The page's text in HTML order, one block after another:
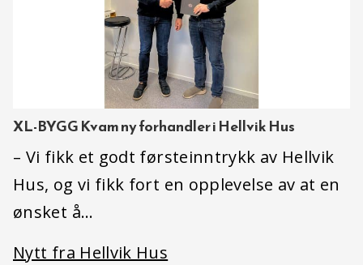
XL-BYGG Kvam ny forhandler i Hellvik Hus
– Vi fikk et godt førsteinntrykk av Hellvik
Hus, og vi fikk fort en opplevelse av at en
ønsket å…
Nytt fra Hellvik Hus